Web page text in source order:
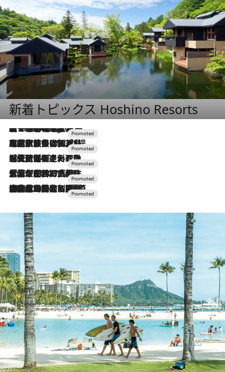
新着トピックス Hoshino Resorts
8 Hours Ago
【トンボの足水浴】ヒノキの香りに包まれて涼感マックス！約13℃の湧水かけ流しを避暑地「星野温泉 トンボの湯」で体験
2026.7.31
【ホテル帰省】という選択肢をOMOが提案。家族とほどよい距離を保つには「昼は実家、夜は気兼ねなくホテルで！」
2026.7.24
【夏限定ディナーコース】旬を迎える稚鮎や花ズッキーニなどをイタリア・トスカーナの郷土料理の手法で満喫！
2026.7.17
「土佐和ハーブかき氷」がOMO7高知に登場！生姜、山椒、大葉など目にも舌にも涼を呼ぶ郷土の味
2026.7.10
NEW OPEN！【界 草津】名湯の地に誕生。趣の異なる2種の温泉と上州ならではの会席・蕎麦割烹など美食を味わう究極の癒やし旅